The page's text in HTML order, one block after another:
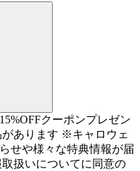
クーポンプレゼン
あります ※キャロウェ
せや様々な特典情報が届
扱いについてに同意の